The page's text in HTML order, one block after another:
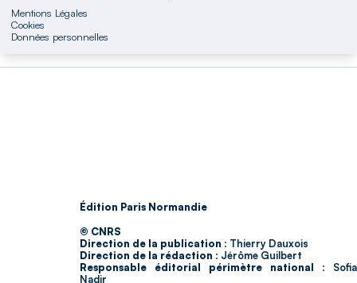
Mentions Légales
Cookies
Données personnelles
Édition Paris Normandie
© CNRS
Direction de la publication : Thierry Dauxois
Direction de la rédaction : Jérôme Guilbert
Responsable éditorial périmètre national : Sofia
Nadir